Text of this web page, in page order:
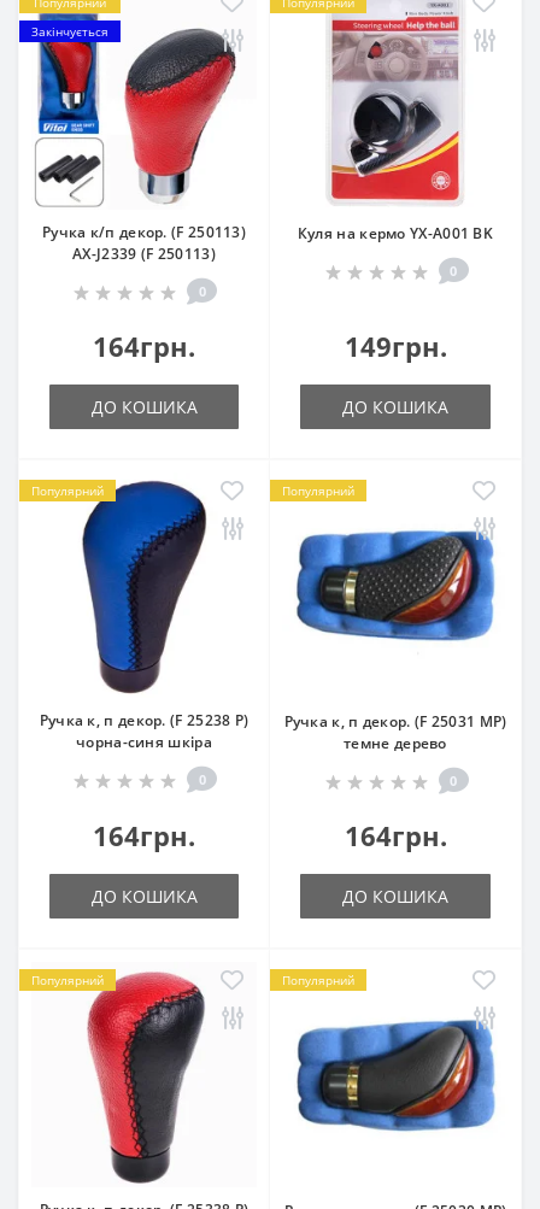
Закінчується
Ручка к/п декор. (F 250113)
AX-J2339 (F 250113)
0
164грн.
ДО КОШИКА
Куля на кермо YX-A001 BK
0
149грн.
ДО КОШИКА
Популярний
Ручка к, п декор. (F 25238 P)
чорна-синя шкіра
0
164грн.
ДО КОШИКА
Популярний
Ручка к, п декор. (F 25031 MP)
темне дерево
0
164грн.
ДО КОШИКА
Популярний Популярний